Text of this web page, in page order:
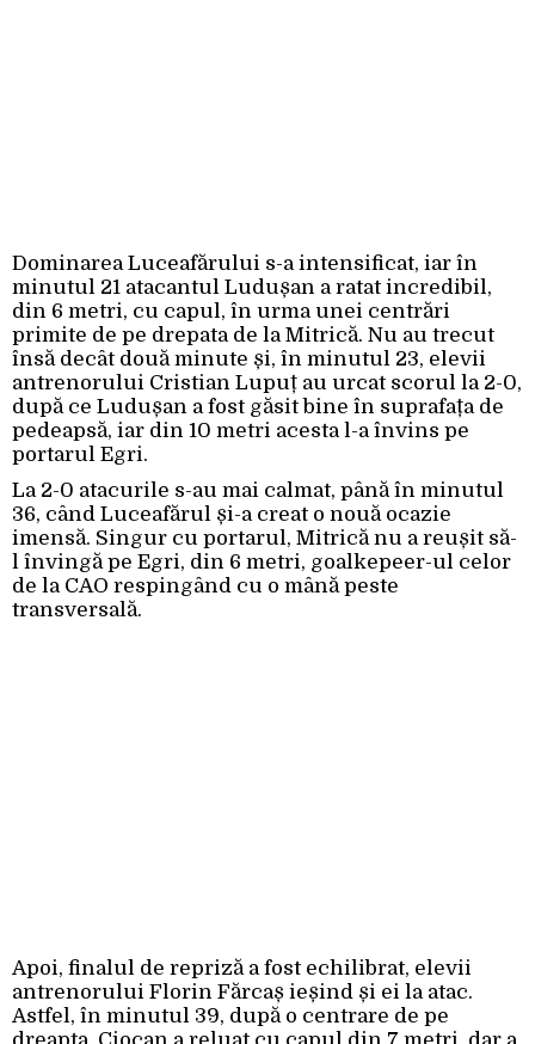
Dominarea Luceafărului s-a intensificat, iar în
minutul 21 atacantul Ludușan a ratat incredibil,
din 6 metri, cu capul, în urma unei centrări
primite de pe drepata de la Mitrică. Nu au trecut
însă decât două minute și, în minutul 23, elevii
antrenorului Cristian Lupuț au urcat scorul la 2-0,
după ce Ludușan a fost găsit bine în suprafața de
pedeapsă, iar din 10 metri acesta l-a învins pe
portarul Egri.
La 2-0 atacurile s-au mai calmat, până în minutul
36, când Luceafărul și-a creat o nouă ocazie
imensă. Singur cu portarul, Mitrică nu a reușit să-
l învingă pe Egri, din 6 metri, goalkepeer-ul celor
de la CAO respingând cu o mână peste
transversală.
Apoi, finalul de repriză a fost echilibrat, elevii
antrenorului Florin Fărcaș ieșind și ei la atac.
Astfel, în minutul 39, după o centrare de pe